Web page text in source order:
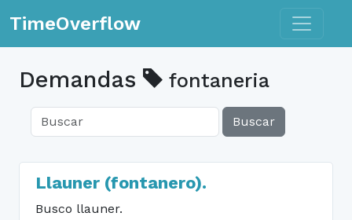
TimeOverflow Toggle
Demandas fontaneria
Buscar
Llauner (fontanero).
Busco llauner.